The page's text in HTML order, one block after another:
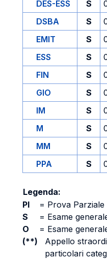
DES-ESS S
DSBA
S
EMIT
S
ESS
S
FIN
S
GIO
S
IM
S
M
S
MM
S
PPA
S
Legenda:
PI
= Prova Parziale
S
= Esame
O
= Esame
(**)
Appello
particolari